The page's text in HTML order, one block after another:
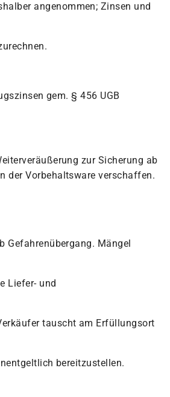
angenommen; Zinsen und
gem. § 456 UGB
zur Sicherung ab
der Vorbehaltsware verschaffen.
Gefahrenübergang. Mängel
Liefer- und
tauscht am Erfüllungsort
bereitzustellen.